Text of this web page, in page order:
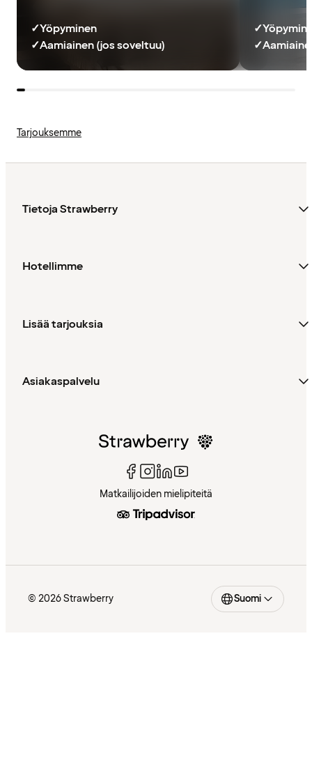
✓Yöpyminen
✓Aamiainen (jos soveltuu)
✓
✓
Tarjouksemme
Tietoja Strawberry
Hotellimme
Lisää tarjouksia
Asiakaspalvelu
Matkailijoiden mielipiteitä
© 2026 Strawberry Suomi